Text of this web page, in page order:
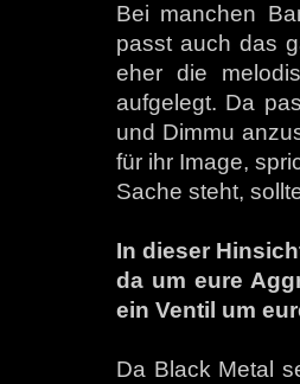
Bei manchen
passt auch das
eher die
aufgelegt. Da
und Dimmu
für ihr Image,
Sache steht,
In dieser
da um eure
ein Ventil um
Da Black Metal